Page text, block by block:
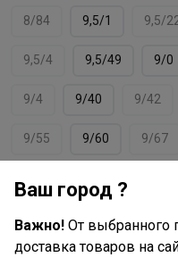
8/84 9,5/1 9,5/
9,5/4 9,5/49 9/0
9/4 9/40 9/42
9/55 9/60 9/67
Schwarzkopf
Ваш город ?
Важно! От выбранного
доставка товаров на